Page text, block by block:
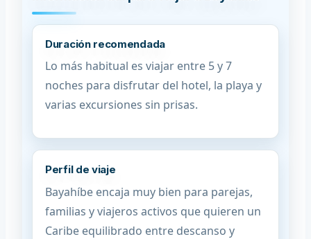
Duración recomendada
Lo más habitual es viajar entre 5 y 7
noches para disfrutar del hotel, la playa y
varias excursiones sin prisas.
Perfil de viaje
Bayahíbe encaja muy bien para parejas,
familias y viajeros activos que quieren un
Caribe equilibrado entre descanso y